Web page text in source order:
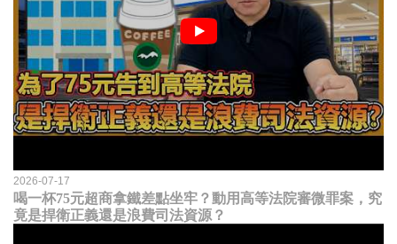
2026-07-17
喝一杯75元超商拿鐵差點坐牢？動用高等法院審微罪案，究
竟是捍衛正義還是浪費司法資源？